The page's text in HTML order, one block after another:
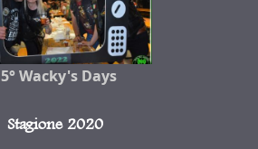
5° Wacky's Days
Stagione 2020